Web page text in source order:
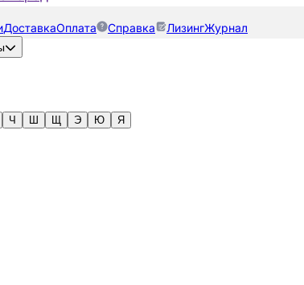
ДоставкаОплата Справка ЛизингЖурнал
Ч Ш Щ Э Ю Я